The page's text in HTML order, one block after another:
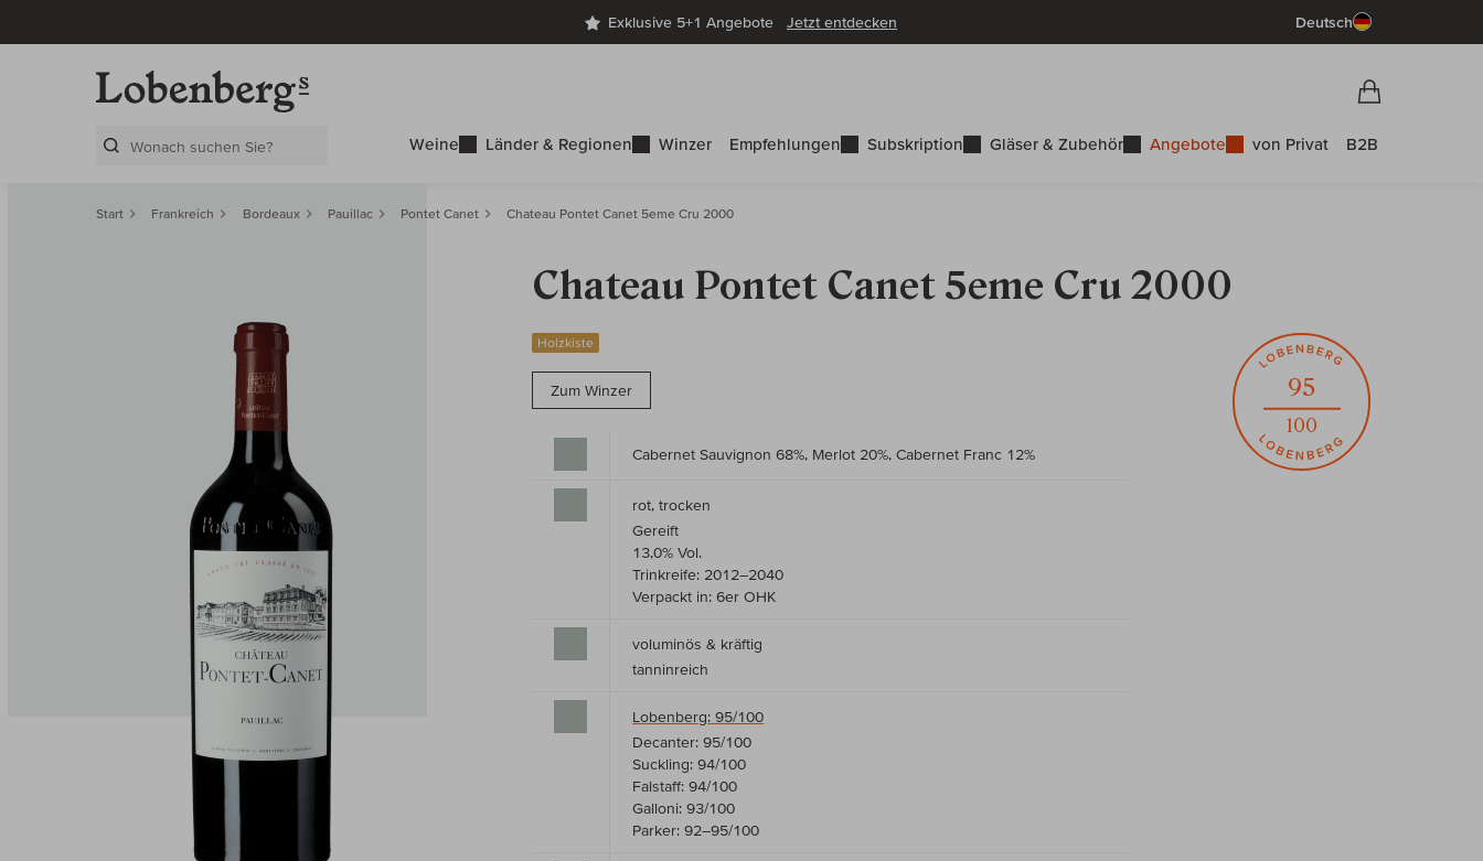
Exklusive 5+1 Angebote Jetzt entdecken Deutsch
Weine Länder & Regionen Winzer Empfehlungen Subskription Gläser & Zubehör Angebote von Privat B2B
Start Frankreich Bordeaux Pauillac Pontet Canet Chateau Pontet Canet 5eme Cru 2000
Chateau Pontet Canet 5eme Cru 2000
Holzkiste
Zum Winzer 95
100
Cabernet Sauvignon 68%, Merlot 20%, Cabernet Franc 12%
rot, trocken
Gereift
13,0% Vol.
Trinkreife: 2012–2040
Verpackt in: 6er OHK
voluminös & kräftig
tanninreich
Lobenberg: 95/100
Decanter: 95/100
Suckling: 94/100
Falstaff: 94/100
Galloni: 93/100
Parker: 92–95/100